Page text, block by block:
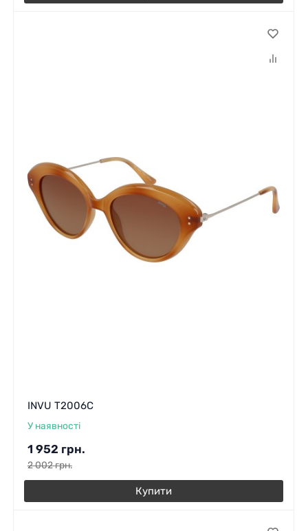
INVU T2006C
У наявності
1 952 грн.
2 002грн.
Купити